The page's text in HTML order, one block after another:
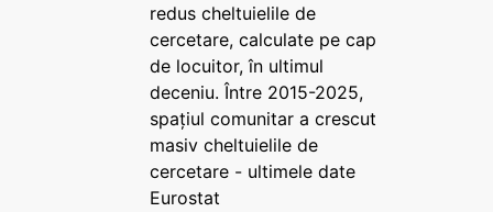
redus cheltuielile de
cercetare, calculate pe cap
de locuitor, în ultimul
deceniu. Între 2015-2025,
spațiul comunitar a crescut
masiv cheltuielile de
cercetare - ultimele date
Eurostat